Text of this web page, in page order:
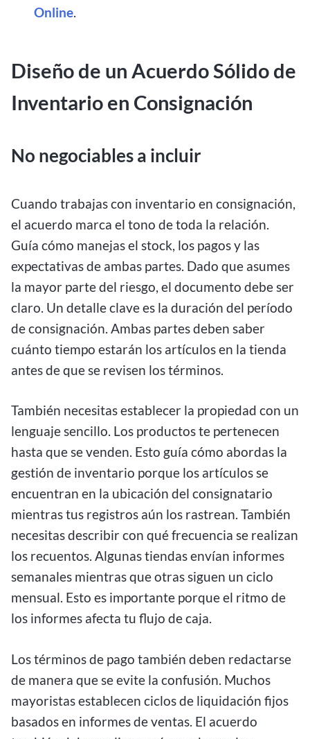
Online.
Diseño de un Acuerdo Sólido de
Inventario en Consignación
No negociables a incluir
Cuando trabajas con inventario en consignación,
el acuerdo marca el tono de toda la relación.
Guía cómo manejas el stock, los pagos y las
expectativas de ambas partes. Dado que asumes
la mayor parte del riesgo, el documento debe ser
claro. Un detalle clave es la duración del período
de consignación. Ambas partes deben saber
cuánto tiempo estarán los artículos en la tienda
antes de que se revisen los términos.
También necesitas establecer la propiedad con un
lenguaje sencillo. Los productos te pertenecen
hasta que se venden. Esto guía cómo abordas la
gestión de inventario porque los artículos se
encuentran en la ubicación del consignatario
mientras tus registros aún los rastrean. También
necesitas describir con qué frecuencia se realizan
los recuentos. Algunas tiendas envían informes
semanales mientras que otras siguen un ciclo
mensual. Esto es importante porque el ritmo de
los informes afecta tu flujo de caja.
Los términos de pago también deben redactarse
de manera que se evite la confusión. Muchos
mayoristas establecen ciclos de liquidación fijos
basados en informes de ventas. El acuerdo